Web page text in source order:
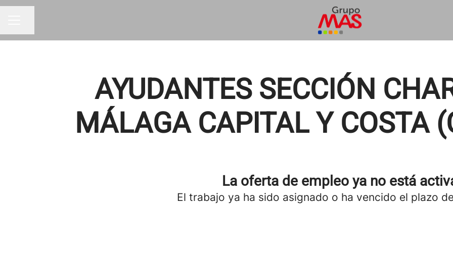
AYUDANTES SECCIÓN
MÁLAGA CAPITAL Y COSTA
La oferta de empleo ya no está
El trabajo ya ha sido asignado o ha vencido el plazo